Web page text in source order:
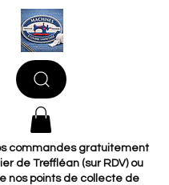
commandes gratuitement
de Treffléan (sur RDV) ou
nos points de collecte de